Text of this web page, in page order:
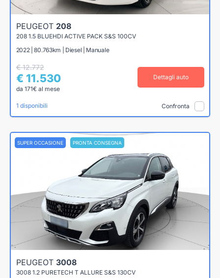
PEUGEOT 208
208 1.5 BLUEHDI ACTIVE PACK S&S 100CV
2022 | 80.763km | Diesel | Manuale
€ 12.772
€ 11.530
da 171€ al mese
Dettagli auto
1 disponibili Confronta
SUPER OCCASIONE PRONTA CONSEGNA
PEUGEOT 3008
3008 1.2 PURETECH T ALLURE S&S 130CV